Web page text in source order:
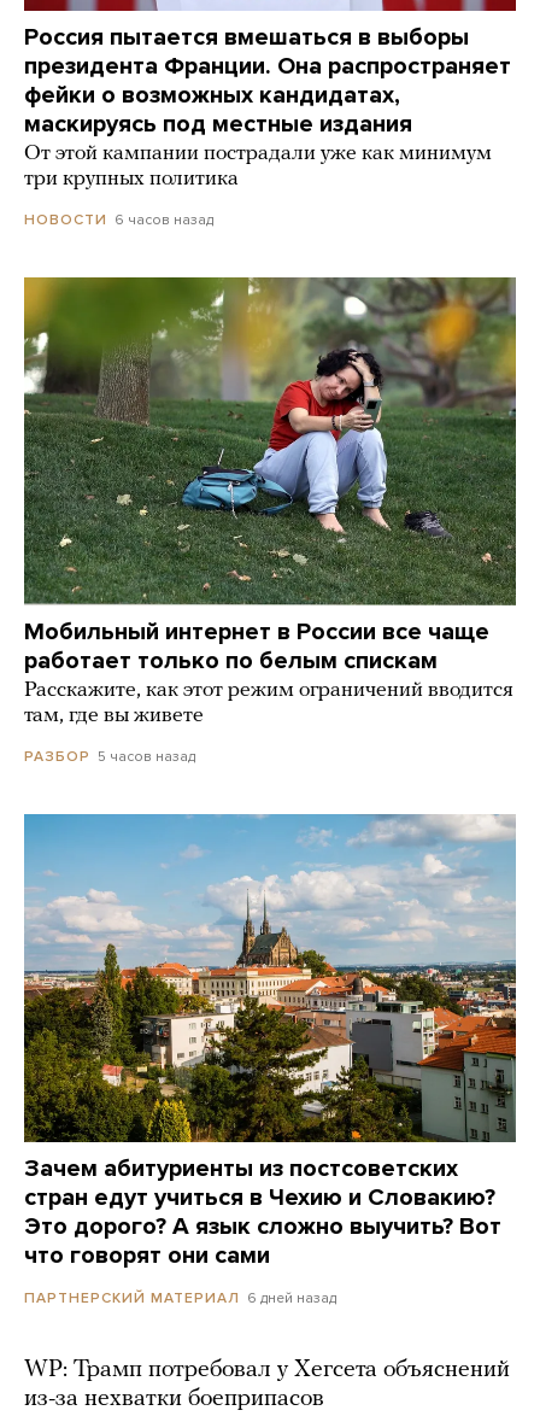
Россия пытается вмешаться в выборы
президента Франции. Она распространяет
фейки о возможных кандидатах,
маскируясь под местные издания
От этой кампании пострадали уже как минимум
три крупных политика
НОВОСТИ 6 часов назад
Мобильный интернет в России все чаще
работает только по белым спискам
Расскажите, как этот режим ограничений вводится
там, где вы живете
РАЗБОР 5 часов назад
Зачем абитуриенты из постсоветских
стран едут учиться в Чехию и Словакию?
Это дорого? А язык сложно выучить? Вот
что говорят они сами
ПАРТНЕРСКИЙ МАТЕРИАЛ 6 дней назад
WP: Трамп потребовал у Хегсета объяснений
из-за нехватки боеприпасов